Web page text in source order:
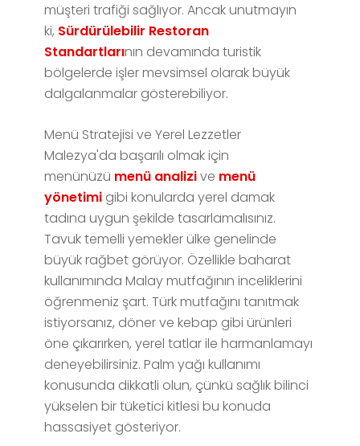
müşteri trafiği sağlıyor. Ancak unutmayın
ki, Sürdürülebilir Restoran
Standartlarının devamında turistik
bölgelerde işler mevsimsel olarak büyük
dalgalanmalar gösterebiliyor.
Menü Stratejisi ve Yerel Lezzetler
Malezya'da başarılı olmak için
menünüzü menü analizive menü
yönetimi gibi konularda yerel damak
tadına uygun şekilde tasarlamalısınız.
Tavuk temelli yemekler ülke genelinde
büyük rağbet görüyor. Özellikle baharat
kullanımında Malay mutfağının inceliklerini
öğrenmeniz şart. Türk mutfağını tanıtmak
istiyorsanız, döner ve kebap gibi ürünleri
öne çıkarırken, yerel tatlar ile harmanlamayı
deneyebilirsiniz. Palm yağı kullanımı
konusunda dikkatli olun, çünkü sağlık bilinci
yükselen bir tüketici kitlesi bu konuda
hassasiyet gösteriyor.